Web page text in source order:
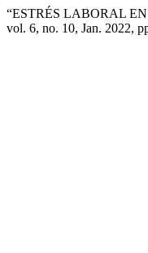
“ESTRÉS LABORAL
vol. 6, no. 10, Jan. 2022,